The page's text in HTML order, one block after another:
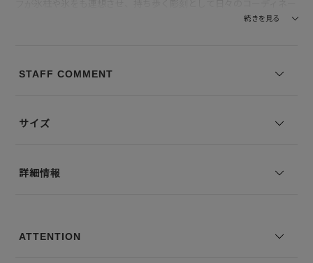
トを華やかに彩ってくれるウェアラブルジュエリー。小さなチェーン
ご了承ください。
続きを見る
STAFF COMMENT
サイズ
詳細情報
ATTENTION